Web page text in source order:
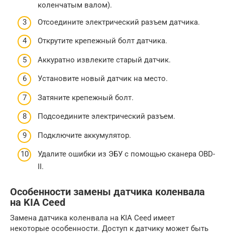
коленчатым валом).
Отсоедините электрический разъем датчика.
Открутите крепежный болт датчика.
Аккуратно извлеките старый датчик.
Установите новый датчик на место.
Затяните крепежный болт.
Подсоедините электрический разъем.
Подключите аккумулятор.
Удалите ошибки из ЭБУ с помощью сканера OBD-
II.
Особенности замены датчика коленвала
на KIA Ceed
Замена датчика коленвала на KIA Ceed имеет
некоторые особенности. Доступ к датчику может быть